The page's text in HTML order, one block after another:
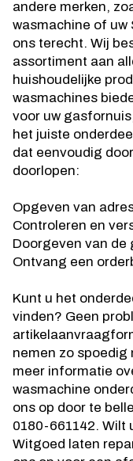
andere merken,
wasmachine of uw
ons terecht. Wij
assortiment aan
huishoudelijke
wasmachines
voor uw
het juiste
dat eenvoudig
doorlopen:
Opgeven van
Controleren en
Doorgeven van de
Ontvang een
Kunt u het
vinden? Geen
nemen zo spoedig
meer informatie
wasmachine
ons op door te
0180-661142. Wilt
Witgoed laten